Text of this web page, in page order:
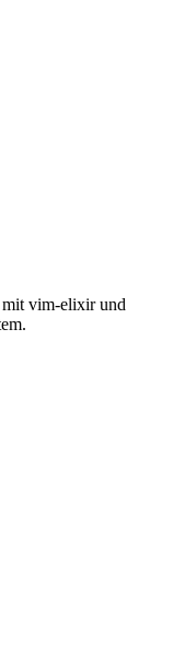
vim-elixir und